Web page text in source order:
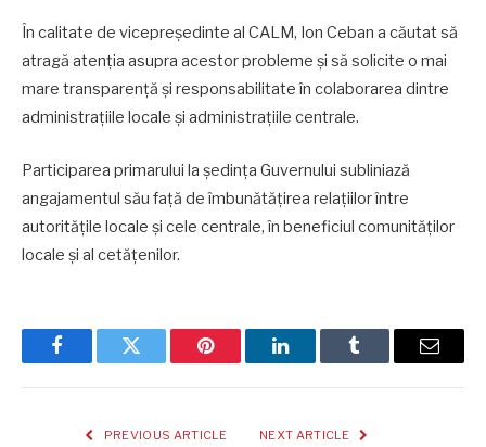
În calitate de vicepreședinte al CALM, Ion Ceban a căutat să
atragă atenția asupra acestor probleme și să solicite o mai
mare transparență și responsabilitate în colaborarea dintre
administrațiile locale și administrațiile centrale.
Participarea primarului la ședința Guvernului subliniază
angajamentul său față de îmbunătățirea relațiilor între
autoritățile locale și cele centrale, în beneficiul comunităților
locale și al cetățenilor.
FacebookTwitter Pinterest LinkedInTumblr Email
PREVIOUS ARTICLE NEXT ARTICLE